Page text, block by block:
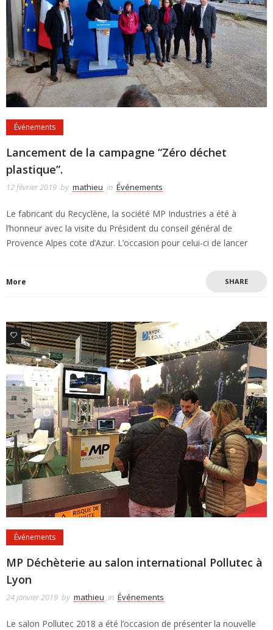
Événements
Lancement de la campagne “Zéro déchet
plastique”.
12 février 2019 by mathieu in Événements
Le fabricant du Recyclène, la société MP Industries a été à
l’honneur avec la visite du Président du conseil général de
Provence Alpes cote d’Azur. L’occasion pour celui-ci de lancer
More SHARE
0
Événements
MP Déchèterie au salon international Pollutec à
Lyon
24 janvier 2019 by mathieu in Événements
Le salon Pollutec 2018 a été l’occasion de présenter la nouvelle